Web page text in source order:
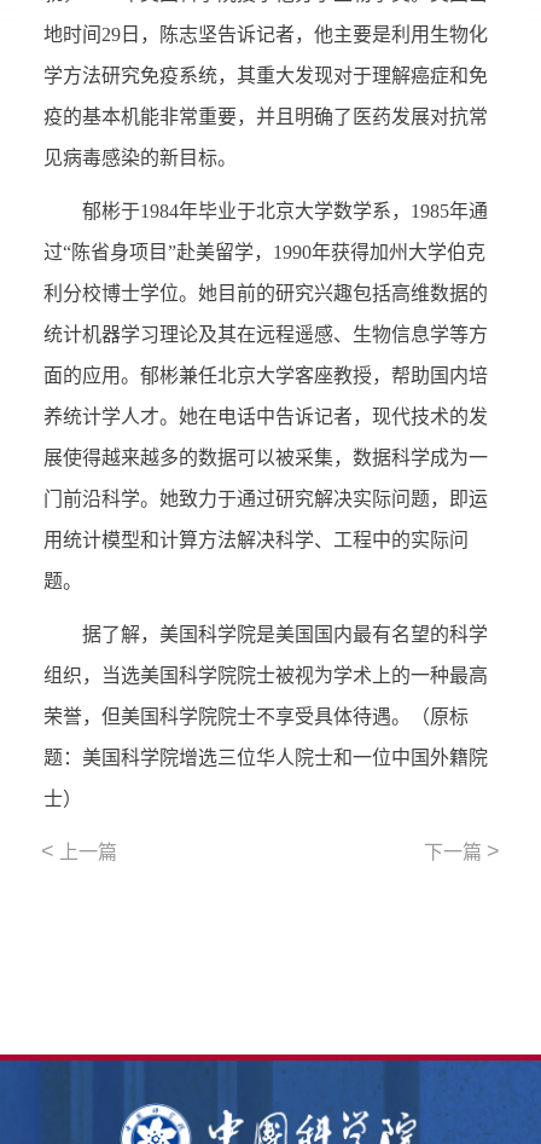
地时间29日，陈志坚告诉记者，他主要是利用生物化
学方法研究免疫系统，其重大发现对于理解癌症和免
疫的基本机能非常重要，并且明确了医药发展对抗常
见病毒感染的新目标。
郁彬于1984年毕业于北京大学数学系，1985年通
过“陈省身项目”赴美留学，1990年获得加州大学伯克
利分校博士学位。她目前的研究兴趣包括高维数据的
统计机器学习理论及其在远程遥感、生物信息学等方
面的应用。郁彬兼任北京大学客座教授，帮助国内培
养统计学人才。她在电话中告诉记者，现代技术的发
展使得越来越多的数据可以被采集，数据科学成为一
门前沿科学。她致力于通过研究解决实际问题，即运
用统计模型和计算方法解决科学、工程中的实际问
题。
据了解，美国科学院是美国国内最有名望的科学
组织，当选美国科学院院士被视为学术上的一种最高
荣誉，但美国科学院院士不享受具体待遇。（原标
题：美国科学院增选三位华人院士和一位中国外籍院
士）
< 上一篇 下一篇 >